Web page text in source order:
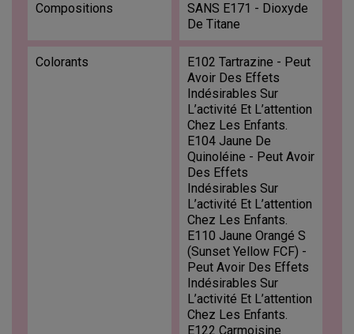
Compositions
SANS E171 - Dioxyde
De Titane
Colorants
E102 Tartrazine - Peut
Avoir Des Effets
Indésirables Sur
L’activité Et L’attention
Chez Les Enfants.
E104 Jaune De
Quinoléine - Peut Avoir
Des Effets
Indésirables Sur
L’activité Et L’attention
Chez Les Enfants.
E110 Jaune Orangé S
(Sunset Yellow FCF) -
Peut Avoir Des Effets
Indésirables Sur
L’activité Et L’attention
Chez Les Enfants.
E122 Carmoisine